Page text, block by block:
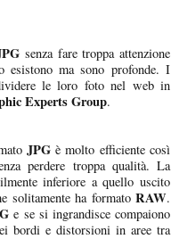
senza fare troppa attenzione
esistono ma sono profonde. I
le loro foto nel web in
Experts Group.
JPGè molto efficiente così
perdere troppa qualità. La
inferiore a quello uscito
solitamente ha formatoRAW.
e se si ingrandisce compaiono
bordi e distorsioni in aree tra